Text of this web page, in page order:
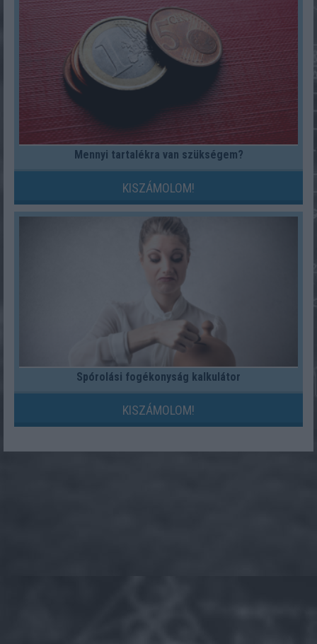
Mennyi tartalékra van szükségem?
KISZÁMOLOM!
Spórolási fogékonyság kalkulátor
KISZÁMOLOM!